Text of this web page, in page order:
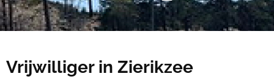
Vrijwilliger in Zierikzee